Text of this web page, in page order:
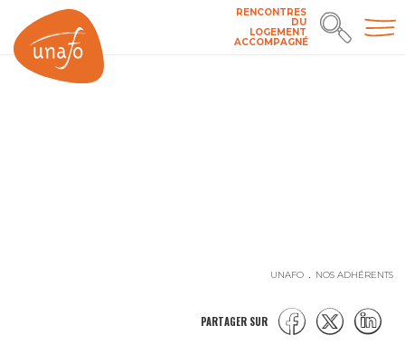
RENCONTRES
DU
LOGEMENT
ACCOMPAGNÉ
PARTAGER SUR
UNAFO NOS ADHÉRENTS